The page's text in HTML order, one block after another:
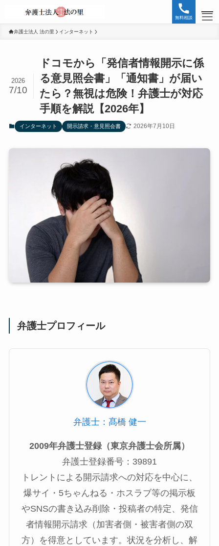
無料相談お問い合わせ
SNS誹謗中傷
インターネット
削除・特定
誹謗中傷
開示請求・意見照会書
無料相談
弁護士法人 法の里 インターネット
ドコモから「発信者情報開示に係
る意見照会書」「通知書」が届い
たら？無視は危険！弁護士が対応
手順を解説【2026年】
2026
7/10
インターネット 開示請求・意見照会書 2026年7月10日
弁護士プロフィール
弁護士：髙橋 健一
2009年弁護士登録（東京弁護士会所属）
弁護士登録番号：39891
トレントによる開示請求への対応を中心に、
爆サイ・5ちゃんねる・ホスラブ等の掲示板
やSNSの書き込み削除・投稿者の特定、発信
者情報開示請求（加害者側・被害者側の双
方）を得意としています。状況を分析し、解